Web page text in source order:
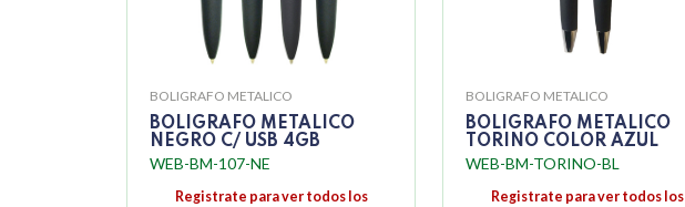
BOLIGRAFO METALICO
BOLIGRAFO METALICO
NEGRO C/ USB 4GB
WEB-BM-107-NE
Registrate para ver todos los
BOLIGRAFO METALICO
BOLIGRAFO METALICO
TORINO COLOR AZUL
WEB-BM-TORINO-BL
Registrate para ver todos los